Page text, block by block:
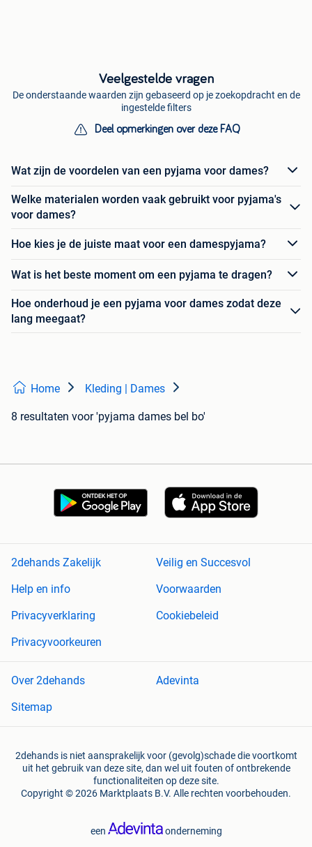
Veelgestelde vragen
De onderstaande waarden zijn gebaseerd op je zoekopdracht en de
ingestelde filters
Deel opmerkingen over deze FAQ
Wat zijn de voordelen van een pyjama voor dames?
Welke materialen worden vaak gebruikt voor pyjama's
voor dames?
Hoe kies je de juiste maat voor een damespyjama?
Wat is het beste moment om een pyjama te dragen?
Hoe onderhoud je een pyjama voor dames zodat deze
lang meegaat?
Home Kleding | Dames
8 resultaten voor 'pyjama dames bel bo'
2dehands Zakelijk
Veilig en Succesvol
Help en info
Voorwaarden
Privacyverklaring
Cookiebeleid
Privacyvoorkeuren
Over 2dehands
Adevinta
Sitemap
2dehands is niet aansprakelijk voor (gevolg)schade die voortkomt
uit het gebruik van deze site, dan wel uit fouten of ontbrekende
functionaliteiten op deze site.
Copyright © 2026 Marktplaats B.V. Alle rechten voorbehouden.
een onderneming